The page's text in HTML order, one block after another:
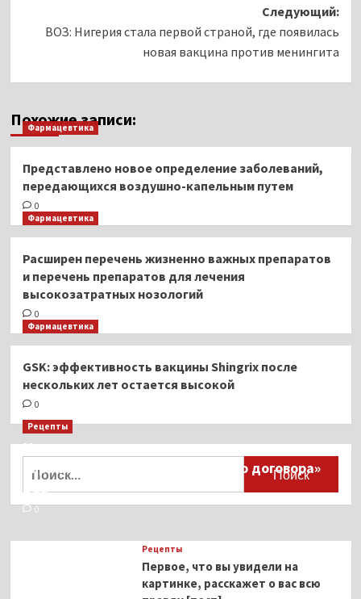
Следующий:
ВОЗ: Нигерия стала первой страной, где появилась
новая вакцина против менингита
Похожие записи:
Фармацевтика
Представлено новое определение заболеваний,
передающихся воздушно-капельным путем
0
Фармацевтика
Расширен перечень жизненно важных препаратов
и перечень препаратов для лечения
высокозатратных нозологий
0
Фармацевтика
GSK: эффективность вакцины Shingrix после
нескольких лет остается высокой
0
Рецепты
Миллионы японцев восстают против
тиранического «Пандемического договора»
ВОЗ
0
Рецепты
Первое, что вы увидели на
картинке, расскажет о вас всю